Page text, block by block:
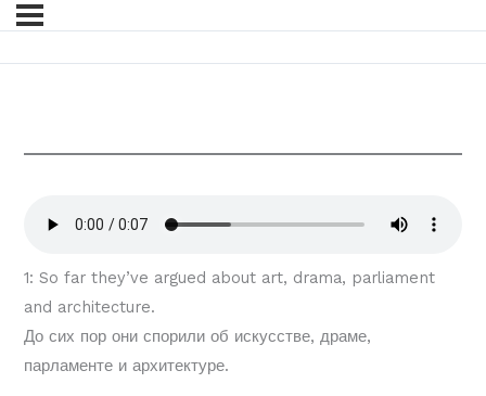
1: So far they’ve argued about art, drama, parliament
and architecture.
До сих пор они спорили об искусстве, драме,
парламенте и архитектуре.